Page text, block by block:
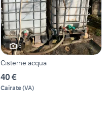
6
Cisterne acqua
40 €
Cairate(VA)